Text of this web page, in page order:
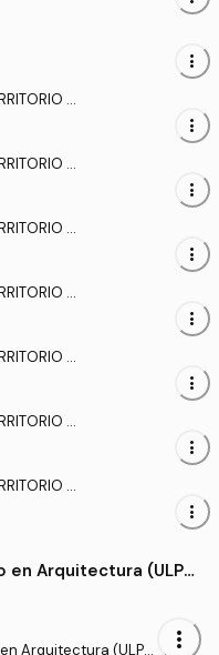
more_vert
Y
more_vert
Y
more_vert
Y
more_vert
Y
more_vert
Y
more_vert
Y
more_vert
Y
more_vert
Arquitectura (ULPG
Arquitectura (ULPG
more_vert